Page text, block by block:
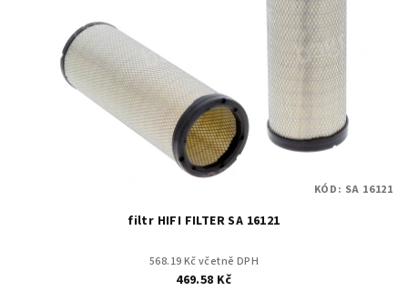
filtr HIFI FILTER SA 16121
568.19 Kč včetně DPH
469.58 Kč
KÓD: SA 16121